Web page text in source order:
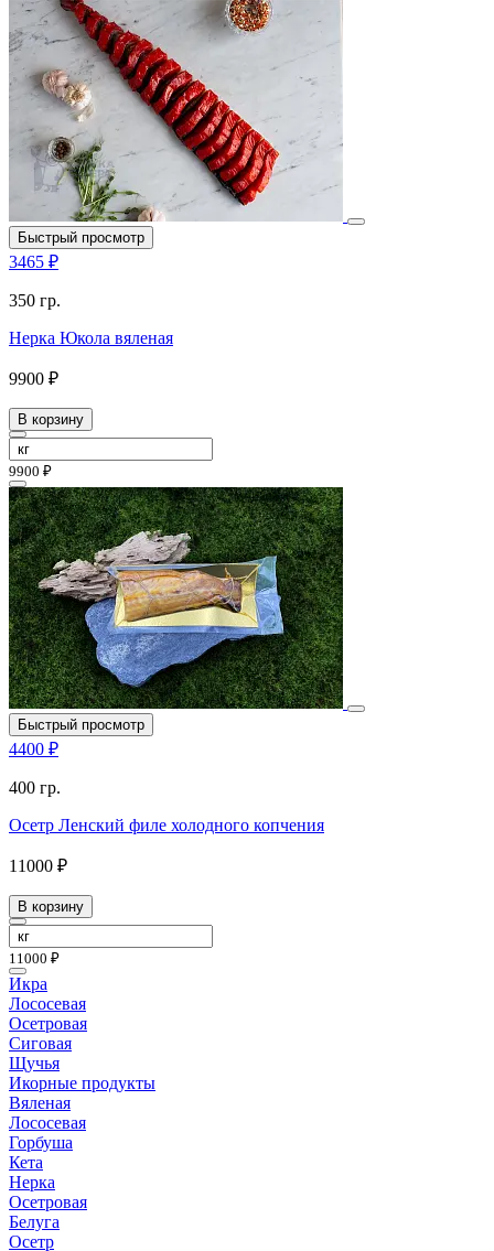
Быстрый просмотр
3465 ₽
350 гр.
Нерка Юкола вяленая
9900 ₽
В корзину
9900 ₽
Быстрый просмотр
4400 ₽
400 гр.
Осетр Ленский филе холодного копчения
11000 ₽
В корзину
11000 ₽
Икра
Лососевая
Осетровая
Сиговая
Щучья
Икорные продукты
Вяленая
Лососевая
Горбуша
Кета
Нерка
Осетровая
Белуга
Осетр